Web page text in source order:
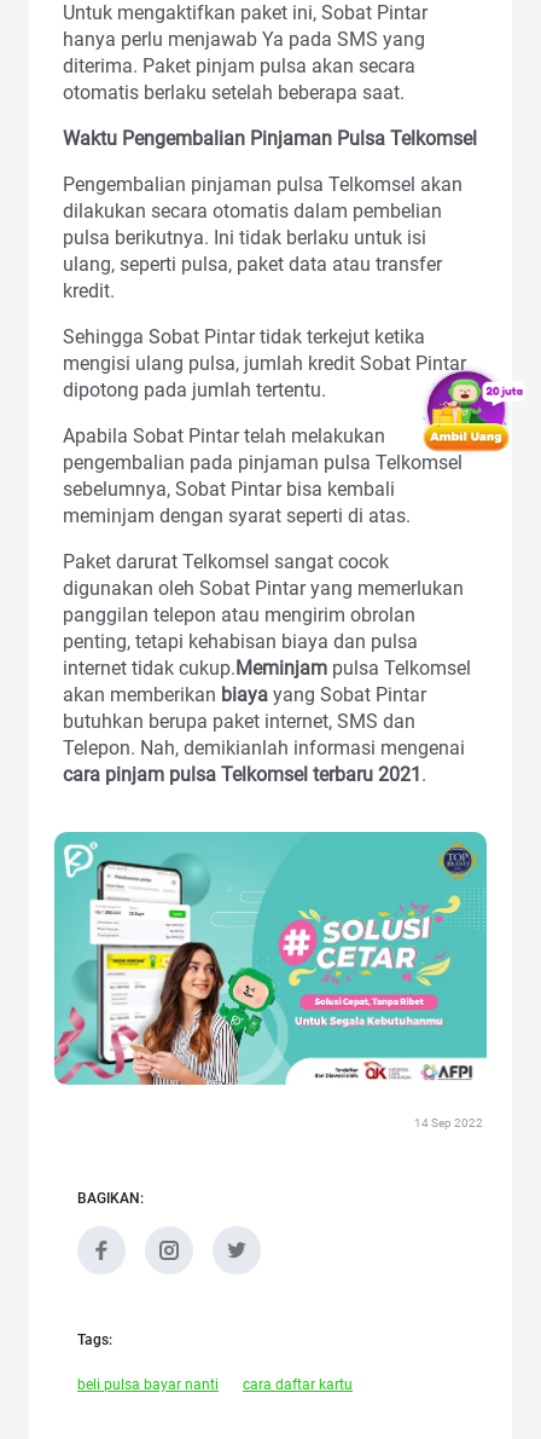
Untuk mengaktifkan paket ini, Sobat Pintar
hanya perlu menjawab Ya pada SMS yang
diterima. Paket pinjam pulsa akan secara
otomatis berlaku setelah beberapa saat.
Waktu Pengembalian Pinjaman Pulsa Telkomsel
Pengembalian pinjaman pulsa Telkomsel akan
dilakukan secara otomatis dalam pembelian
pulsa berikutnya. Ini tidak berlaku untuk isi
ulang, seperti pulsa, paket data atau transfer
kredit.
Sehingga Sobat Pintar tidak terkejut ketika
mengisi ulang pulsa, jumlah kredit Sobat Pintar
dipotong pada jumlah tertentu.
Apabila Sobat Pintar telah melakukan
pengembalian pada pinjaman pulsa Telkomsel
sebelumnya, Sobat Pintar bisa kembali
meminjam dengan syarat seperti di atas.
Paket darurat Telkomsel sangat cocok
digunakan oleh Sobat Pintar yang memerlukan
panggilan telepon atau mengirim obrolan
penting, tetapi kehabisan biaya dan pulsa
internet tidak cukup.Meminjam pulsa Telkomsel
akan memberikan biaya yang Sobat Pintar
butuhkan berupa paket internet, SMS dan
Telepon. Nah, demikianlah informasi mengenai
cara pinjam pulsa Telkomsel terbaru 2021 .
14 Sep 2022
BAGIKAN:
Tags:
beli pulsa bayar nanti cara daftar kartu